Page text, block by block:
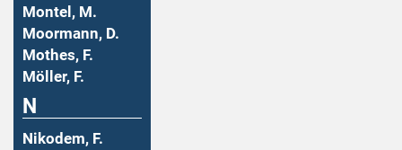
Montel, M.
Moormann, D.
Mothes, F.
Möller, F.
N
Nikodem, F.